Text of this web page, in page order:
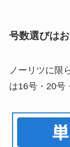
号数選びは
ノーリツに限
は16号・20号